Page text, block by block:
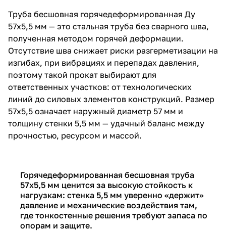
Труба бесшовная горячедеформированная Ду
57х5,5 мм — это стальная труба без сварного шва,
полученная методом горячей деформации.
Отсутствие шва снижает риски разгерметизации на
изгибах, при вибрациях и перепадах давления,
поэтому такой прокат выбирают для
ответственных участков: от технологических
линий до силовых элементов конструкций. Размер
57х5,5 означает наружный диаметр 57 мм и
толщину стенки 5,5 мм — удачный баланс между
прочностью, ресурсом и массой.
Горячедеформированная бесшовная труба
57х5,5 мм ценится за высокую стойкость к
нагрузкам: стенка 5,5 мм уверенно «держит»
давление и механические воздействия там,
где тонкостенные решения требуют запаса по
опорам и защите.